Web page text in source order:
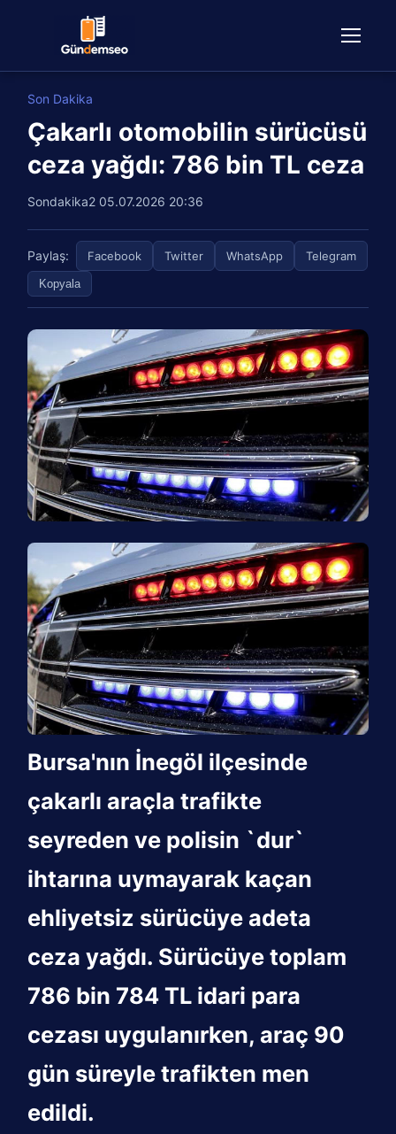
Son Dakika
Çakarlı otomobilin sürücüsü
ceza yağdı: 786 bin TL ceza
Sondakika2 05.07.2026 20:36
Paylaş: Facebook Twitter WhatsApp Telegram
Kopyala
Bursa'nın İnegöl ilçesinde
çakarlı araçla trafikte
seyreden ve polisin `dur`
ihtarına uymayarak kaçan
ehliyetsiz sürücüye adeta
ceza yağdı. Sürücüye toplam
786 bin 784 TL idari para
cezası uygulanırken, araç 90
gün süreyle trafikten men
edildi.